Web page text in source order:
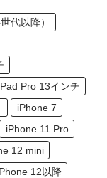
代以降）
Pro 13インチ
iPhone 7
iPhone 11 Pro
12 mini
12以降